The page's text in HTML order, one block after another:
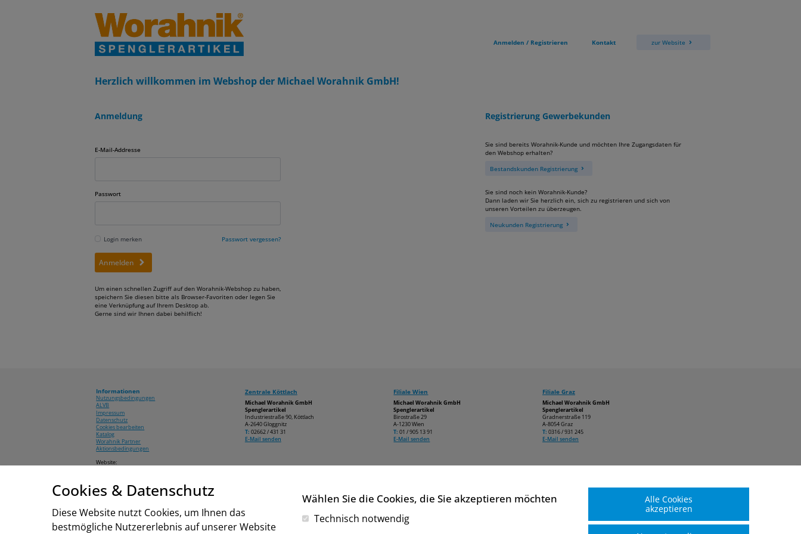
Anmelden / Registrieren Kontakt zur Website
Herzlich willkommen im Webshop der Michael Worahnik GmbH!
Anmeldung
E-Mail-Addresse
Passwort
Login merken Passwort vergessen?
Anmelden
Um einen schnellen Zugriff auf den Worahnik-Webshop zu haben,
speichern Sie diesen bitte als Browser-Favoriten oder legen Sie
eine Verknüpfung auf Ihrem Desktop ab.
Gerne sind wir Ihnen dabei behilflich!
Registrierung Gewerbekunden
Sie sind bereits Worahnik-Kunde und möchten Ihre Zugangsdaten für
den Webshop erhalten?
Bestandskunden Registrierung
Sie sind noch kein Worahnik-Kunde?
Dann laden wir Sie herzlich ein, sich zu registrieren und sich von
unseren Vorteilen zu überzeugen.
Neukunden Registrierung
Informationen
Nutzungsbedingungen
ALVB
Impressum
Datenschutz
Cookies bearbeiten
Katalog
Worahnik Partner
Aktionsbedingungen
Website:
Zentrale Köttlach
Michael Worahnik GmbH
Spenglerartikel
Industriestraße 90, Köttlach
A-2640 Gloggnitz
T: 02662 / 431 31
E-Mail senden
Filiale Wien
Michael Worahnik GmbH
Spenglerartikel
Birostraße 29
A-1230 Wien
T: 01 / 905 13 91
E-Mail senden
Filiale Graz
Michael Worahnik GmbH
Spenglerartikel
Gradnerstraße 119
A-8054 Graz
T: 0316 / 931 245
E-Mail senden
Cookies & Datenschutz
Diese Website nutzt Cookies, um Ihnen das
bestmögliche Nutzererlebnis auf unserer Website
Wählen Sie die Cookies, die Sie akzeptieren möchten
Technisch notwendig
Alle Cookies
akzeptieren